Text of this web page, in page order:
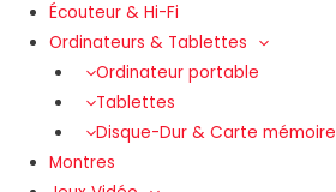
Écouteur & Hi-Fi
Ordinateurs & Tablettes
Ordinateur portable
Tablettes
Disque-Dur & Carte mémoire
Montres